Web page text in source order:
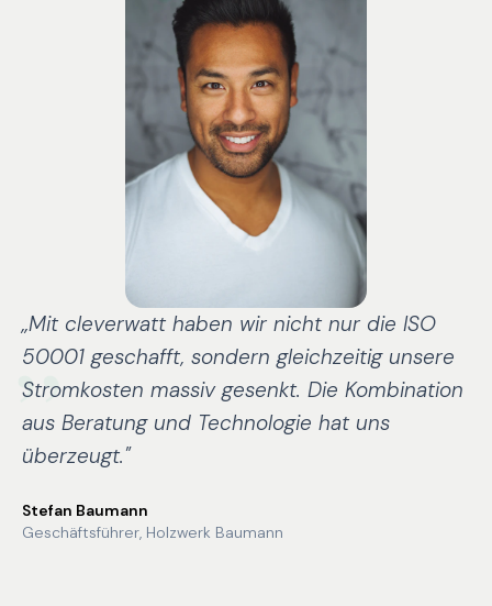
„
„Mit cleverwatt haben wir nicht nur die ISO
50001 geschafft, sondern gleichzeitig unsere
Stromkosten massiv gesenkt. Die Kombination
aus Beratung und Technologie hat uns
überzeugt."
Stefan Baumann
Geschäftsführer, Holzwerk Baumann